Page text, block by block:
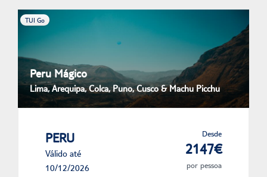
TUI Go
Peru Mágico
Lima, Arequipa, Colca, Puno, Cusco & Machu Picchu
PERU
Válido até
10/12/2026
Desde
2147€
por pessoa